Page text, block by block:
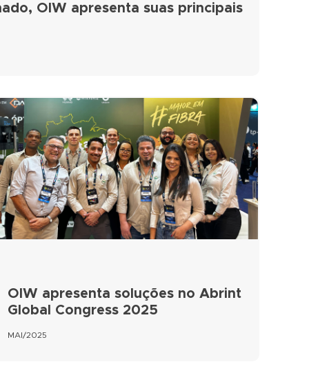
OIW apresenta suas principais
OIW apresenta soluções no Abrint
Global Congress 2025
MAI/2025